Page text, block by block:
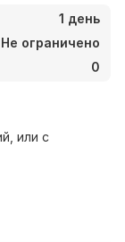
1 день
Не ограничено
0
или с